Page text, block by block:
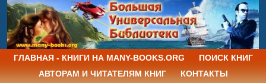
ГЛАВНАЯ - КНИГИ НА MANY-BOOKS.ORG
ПОИСК КНИГ
АВТОРАМ И ЧИТАТЕЛЯМ КНИГ
КОНТАКТЫ